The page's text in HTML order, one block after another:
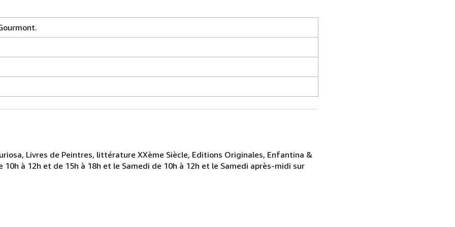
Livres de Peintres, littérature XXème Siècle, Editions Originales, Enfantina &
à 12h et de 15h à 18h et le Samedi de 10h à 12h et le Samedi après-midi sur